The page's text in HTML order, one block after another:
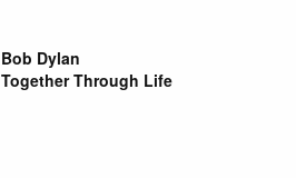
Bob Dylan
Together Through Life